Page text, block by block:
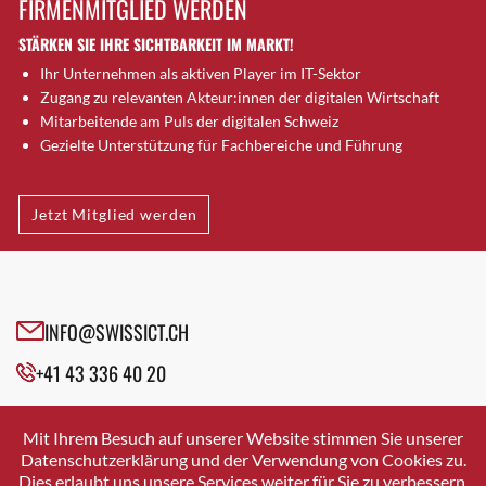
Brugg AG
Brütten
Bubendorf
Bubikon
Buchs (SG)
Bäretswil
Bülach
Cazis
Crissier
Davos Platz
Dierikon
Dietikon
FIRMENMITGLIED WERDEN
STÄRKEN SIE IHRE SICHTBARKEIT IM MARKT!
Ihr Unternehmen als aktiven Player im IT-Sektor
Zugang zu relevanten Akteur:innen der digitalen Wirtschaft
Mitarbeitende am Puls der digitalen Schweiz
Gezielte Unterstützung für Fachbereiche und Führung
Jetzt Mitglied werden
INFO@SWISSICT.CH
+41 43 336 40 20
SWISSICT
VULKANSTRASSE 120
8048 ZURICH
Mit Ihrem Besuch auf unserer Website stimmen Sie unserer
Datenschutzerklärung und der Verwendung von Cookies zu.
Dies erlaubt uns unsere Services weiter für Sie zu verbessern.